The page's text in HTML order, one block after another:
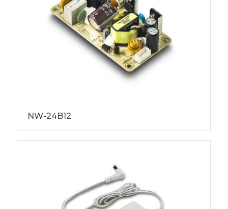
NW-24B12